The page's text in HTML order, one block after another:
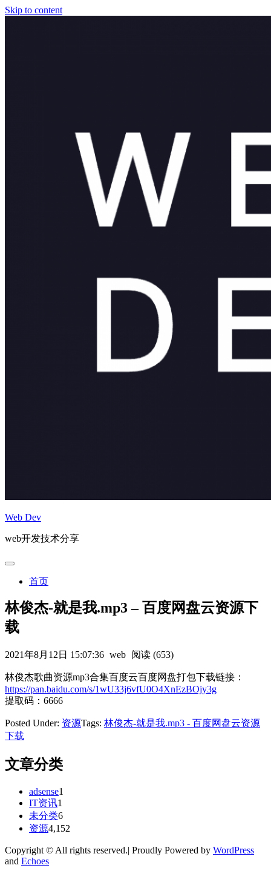
Skip to content
Web Dev
web开发技术分享
首页
林俊杰-就是我.mp3 – 百度网盘云资源下
载
2021年8月12日 15:07:36 web 阅读 (653)
林俊杰歌曲资源mp3合集百度云百度网盘打包下载链接：
https://pan.baidu.com/s/1wU33j6vfU0O4XnEzBOjy3g
提取码：6666
Posted Under: 资源Tags: 林俊杰-就是我.mp3 - 百度网盘云资源
下载
文章分类
adsense1
IT资讯1
未分类6
资源4,152
Copyright © All rights reserved.| Proudly Powered by WordPress
and Echoes